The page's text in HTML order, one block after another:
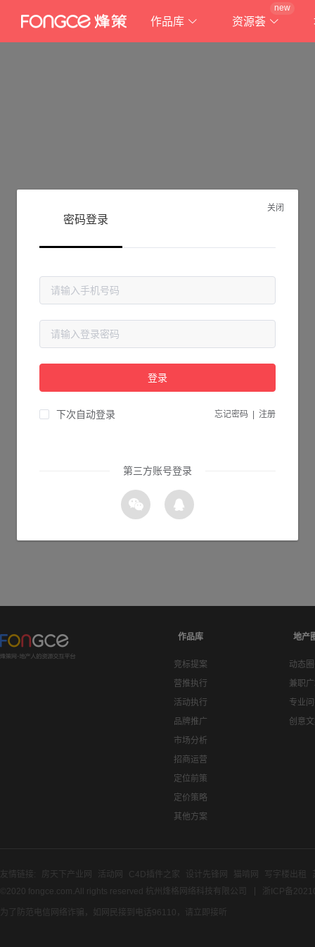
作品库 资源荟
new
抱歉!
请检查您输入的网址是否正确，或点击下面的按钮返回首页。
作品库
竞标提案
营推执行
活动执行
品牌推广
市场分析
招商运营
定位前策
定价策略
其他方案
地产
动态
兼职
专业
创意
友情链接: 房天下产业网 活动网 C4D插件之家 设计先锋网 猫啃网 写字楼出租
©2020 fongce.com.All rights reserved 杭州烽格网络科技有限公司
浙ICP备
为了防范电信网络诈骗，如网民接到电话96110，请立即接听
关闭
密码登录
登录
下次自动登录 忘记密码 注册
第三方账号登录